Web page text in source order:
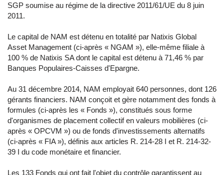
SGP soumise au régime de la directive 2011/61/UE du 8 juin
2011.
Le capital de NAM est détenu en totalité par Natixis Global
Asset Management (ci-après « NGAM »), elle-même filiale à
100 % de Natixis SA dont le capital est détenu à 71,46 % par
Banques Populaires-Caisses d'Epargne.
Au 31 décembre 2014, NAM employait 640 personnes, dont 126
gérants financiers. NAM conçoit et gère notamment des fonds à
formules (ci-après les « Fonds »), constitués sous forme
d'organismes de placement collectif en valeurs mobilières (ci-
après « OPCVM ») ou de fonds d'investissements alternatifs
(ci-après « FIA »), définis aux articles R. 214-28 I et R. 214-32-
39 I du code monétaire et financier.
Les 133 Fonds qui ont fait l'objet du contrôle garantissent au